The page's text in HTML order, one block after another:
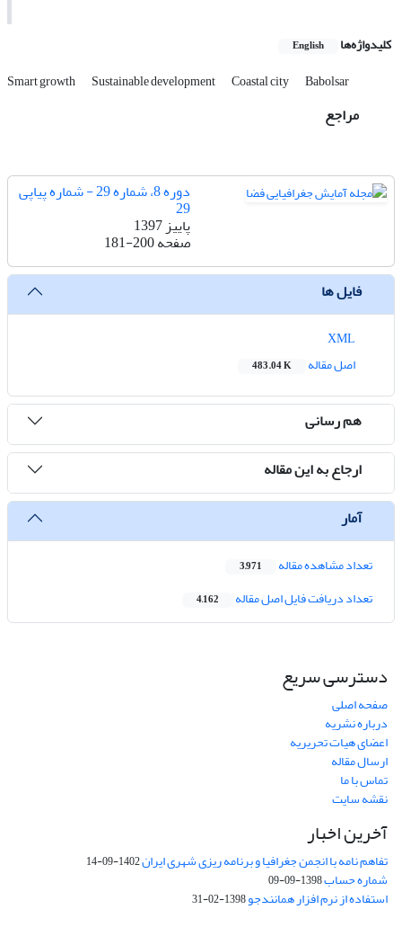
کلیدواژه‌ها English
Smart growth Sustainable development Coastal city Babolsar
مراجع
دوره 8، شماره 29 - شماره پیاپی
29
پاییز 1397
صفحه181-200
فایل ها
اصل مقاله
483.04 K
هم رسانی
ارجاع به این مقاله
آمار
تعداد مشاهده مقاله 3,971
تعداد دریافت فایل اصل مقاله 4,162
دسترسی سریع
صفحه اصلی
درباره نشریه
اعضای هیات تحریریه
ارسال مقاله
تماس با ما
نقشه سایت
آخرین اخبار
تفاهم نامه با انجمن جغرافیا و برنامه ریزی شهری ایران1402-09-14
شماره حساب1398-09-09
استفاده از نرم افزار همانندجو1398-02-31